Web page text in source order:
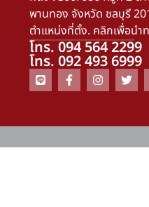
พานทอง จังหวัด ชลบุรี
ตำแหน่งที่ตั้ง. คลิกเพื่อนำ
โทร. 094 564 2299
โทร. 092 493 6999